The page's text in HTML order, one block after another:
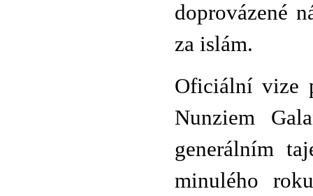
doprovázené
za islám.
Oficiální vize
Nunziem
generálním
minulého